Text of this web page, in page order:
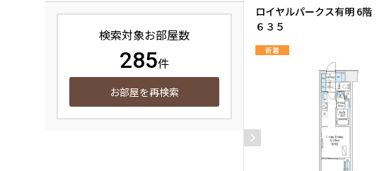
検索対象お部屋数
285件
お部屋を再検索
ロイヤルパークス有明 6階
６３５
新着